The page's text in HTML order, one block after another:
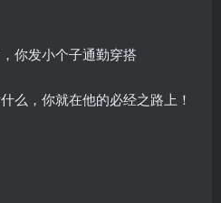
你发小个子通勤穿搭
么，你就在他的必经之路上！